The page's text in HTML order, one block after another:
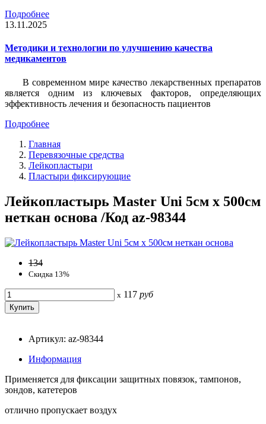
Подробнее
13.11.2025
Методики и технологии по улучшению качества
медикаментов
В современном мире качество лекарственных препаратов
является одним из ключевых факторов, определяющих
эффективность лечения и безопасность пациентов
Подробнее
Главная
Перевязочные средства
Лейкопластыри
Пластыри фиксирующие
Лейкопластырь Master Uni 5cм x 500cм
неткан основа /Код az-98344
134
Скидка 13%
x 117 руб
Артикул: az-98344
Информация
Применяется для фиксации защитных повязок, тампонов,
зондов, катетеров
отлично пропускает воздух